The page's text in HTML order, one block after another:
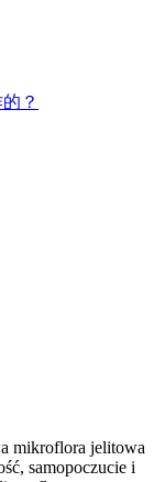
？
mikroflora jelitowa
samopoczucie i